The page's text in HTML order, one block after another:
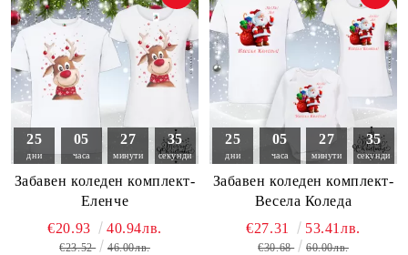
25
дни
05
часа
27
минути
33
секунди
Забавен коледен комплект-
Еленче
€20.93 40.94лв.
€23.52 46.00лв.
25
дни
05
часа
27
минути
33
секунди
Забавен коледен комплект-
Весела Коледа
€27.31 53.41лв.
€30.68 60.00лв.